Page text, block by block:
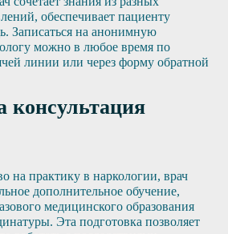
обеспечивает пациенту
Записаться на анонимную
можно в любое время по
линии или через форму обратной
консультация
на практику в наркологии, врач
дополнительное обучение,
медицинского образования
Эта подготовка позволяет